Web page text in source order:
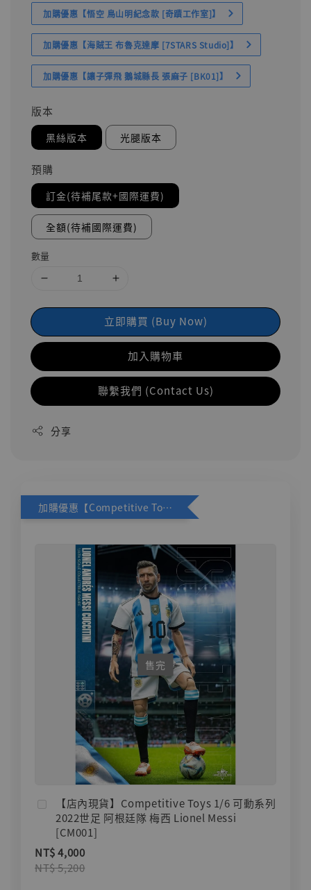
加購優惠【悟空 鳥山明紀念款 [奇蹟工作室]】
加購優惠【海賊王 布魯克達摩 [7STARS Studio]】
加購優惠【讓子彈飛 鵝城縣長 張麻子 [BK01]】
版本
黑絲版本 光腿版本
預購
訂金(待補尾款+國際運費)
全額(待補國際運費)
數量
立即購買 (Buy Now)
加入購物車
聯繫我們 (Contact Us)
分享
加購優惠【Competitive Toys 梅西 [CM001]】
售完
【店內現貨】Competitive Toys 1/6 可動系列
2022世足 阿根廷隊 梅西 Lionel Messi
[CM001]
NT$ 4,000
NT$ 5,200